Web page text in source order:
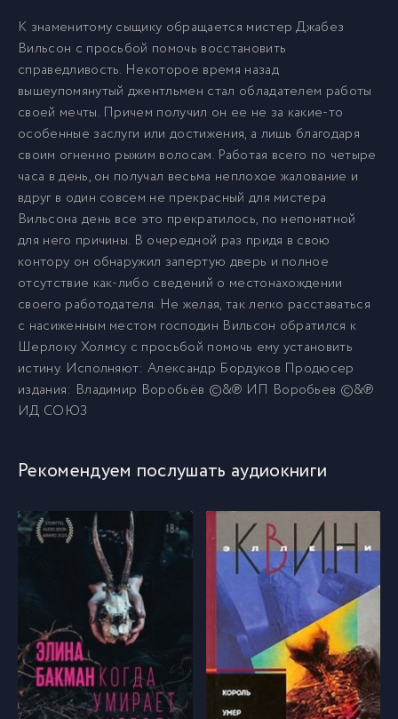
К знаменитому сыщику обращается мистер Джабез
Вильсон с просьбой помочь восстановить
справедливость. Некоторое время назад
вышеупомянутый джентльмен стал обладателем работы
своей мечты. Причем получил он ее не за какие-то
особенные заслуги или достижения, а лишь благодаря
своим огненно рыжим волосам. Работая всего по четыре
часа в день, он получал весьма неплохое жалование и
вдруг в один совсем не прекрасный для мистера
Вильсона день все это прекратилось, по непонятной
для него причины. В очередной раз придя в свою
контору он обнаружил запертую дверь и полное
отсутствие как-либо сведений о местонахождении
своего работодателя. Не желая, так легко расставаться
с насиженным местом господин Вильсон обратился к
Шерлоку Холмсу с просьбой помочь ему установить
истину. Исполняют: Александр Бордуков Продюсер
издания: Владимир Воробьёв ©&℗ ИП Воробьев ©&℗
ИД СОЮЗ
Рекомендуем послушать аудиокниги